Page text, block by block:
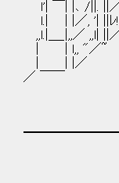
l'| ￣| |､ /||.
l.| | |
,,l.|＿_|,,
| | l,, "／~
| | |
／ ￣￣